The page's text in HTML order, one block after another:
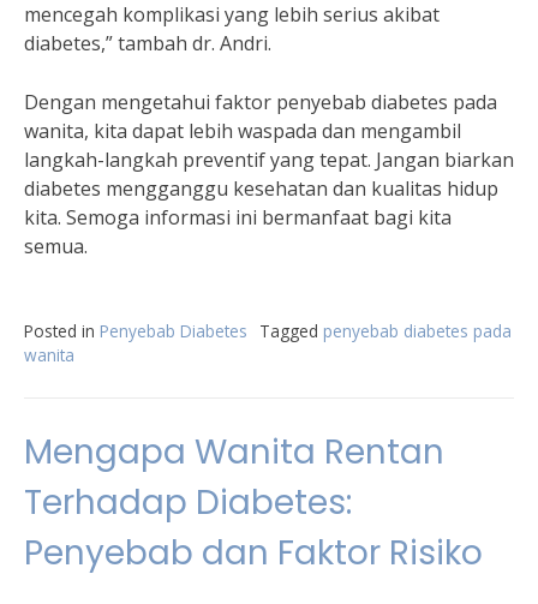
mencegah komplikasi yang lebih serius akibat
diabetes,” tambah dr. Andri.
Dengan mengetahui faktor penyebab diabetes pada
wanita, kita dapat lebih waspada dan mengambil
langkah-langkah preventif yang tepat. Jangan biarkan
diabetes mengganggu kesehatan dan kualitas hidup
kita. Semoga informasi ini bermanfaat bagi kita
semua.
Posted in Penyebab Diabetes Tagged penyebab diabetes pada
wanita
Mengapa Wanita Rentan
Terhadap Diabetes:
Penyebab dan Faktor Risiko